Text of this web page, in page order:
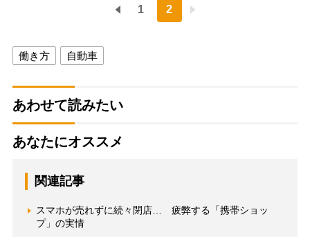
1 2
働き方 自動車
あわせて読みたい
あなたにオススメ
関連記事
スマホが売れずに続々閉店… 疲弊する「携帯ショッ
プ」の実情